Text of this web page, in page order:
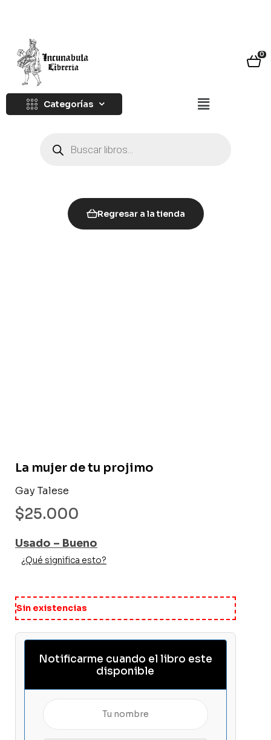
0
Categorías
Regresar a la tienda
La mujer de tu projimo
Gay Talese
$25.000
Usado – Bueno
¿Qué significa esto?
Sin existencias
Notificarme cuando el libro este
disponible